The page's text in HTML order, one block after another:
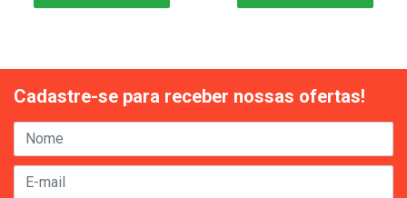
Cadastre-se para receber nossas ofertas!